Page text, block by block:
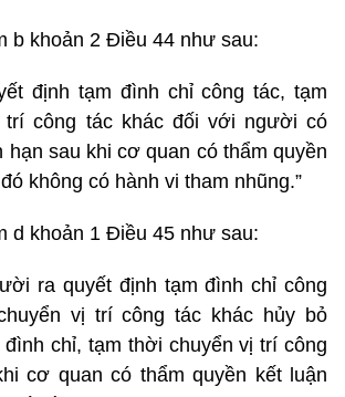
b khoản 2 Điều 44 như sau:
định tạm đình chỉ công tác, tạm
trí công tác khác đối với người có
hạn sau khi cơ quan có thẩm quyền
không có hành vi tham nhũng.”
d khoản 1 Điều 45 như sau:
ra quyết định tạm đình chỉ công
vị trí công tác khác hủy bỏ
đình chỉ, tạm thời chuyển vị trí công
cơ quan có thẩm quyền kết luận